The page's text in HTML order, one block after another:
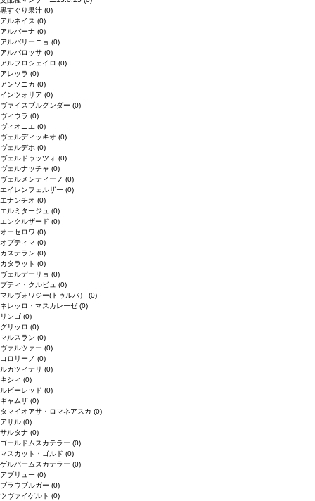
黒すぐり果汁 (0)
アルネイス (0)
アルバーナ (0)
アルバリーニョ (0)
アルバロッサ (0)
アルフロシェイロ (0)
アレッラ (0)
アンソニカ (0)
インツォリア (0)
ヴァイスブルグンダー (0)
ヴィウラ (0)
ヴィオニエ (0)
ヴェルディッキオ (0)
ヴェルデホ (0)
ヴェルドゥッツォ (0)
ヴェルナッチャ (0)
ヴェルメンティーノ (0)
エイレンフェルザー (0)
エナンチオ (0)
エルミタージュ (0)
エンクルザード (0)
オーセロワ (0)
オプティマ (0)
カステラン (0)
カタラット (0)
ヴェルデーリョ (0)
プティ・クルビュ (0)
マルヴォワジー(トゥルバ） (0)
ネレッロ・マスカレーゼ (0)
リンゴ (0)
グリッロ (0)
マルスラン (0)
ヴァルツァー (0)
コロリーノ (0)
ルカツィテリ (0)
キシィ (0)
ルビーレッド (0)
ギャムザ (0)
タマイオアサ・ロマネアスカ (0)
アサル (0)
サルタナ (0)
ゴールドムスカテラー (0)
マスカット・ゴルド (0)
ゲルバームスカテラー (0)
アブリュー (0)
ブラウブルガー (0)
ツヴァイゲルト (0)